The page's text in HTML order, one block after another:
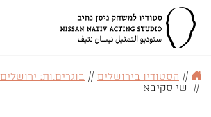
// הסטודיו בירושלים // בוגרים.ות: ירושלים
//
שי סקיבא